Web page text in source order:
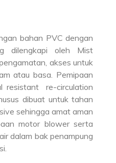
bahan PVC dengan
dilengkapi oleh Mist
akses untuk
atau basa. Pemipaan
resistant re-circulation
dibuat untuk tahan
sehingga amat aman
motor blower serta
dalam bak penampung